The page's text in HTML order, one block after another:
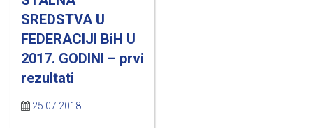
SREDSTVA U
FEDERACIJI BiH U
2017. GODINI – prvi
rezultati
25.07.2018